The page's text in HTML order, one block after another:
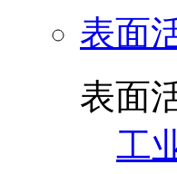
表面
表面
工